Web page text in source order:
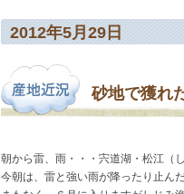
2012年5月29日
砂地で獲れ
朝から雷、雨・・・宍道湖・松江（
今朝は、雷と強い雨が降ったり止ん